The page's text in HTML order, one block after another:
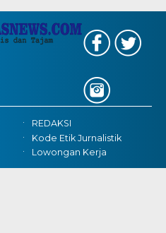
REDAKSI
Kode Etik Jurnalistik
Lowongan Kerja